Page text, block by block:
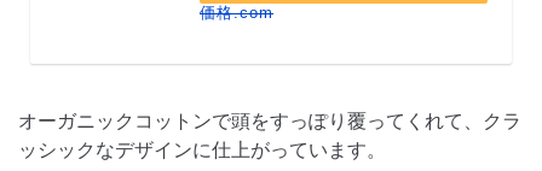
価格.com
オーガニックコットンで頭をすっぽり覆ってくれて、クラ
ッシックなデザインに仕上がっています。